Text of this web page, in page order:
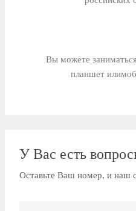
Вы можете
планшет или
У Вас есть
Оставьте Ваш номер, и наш